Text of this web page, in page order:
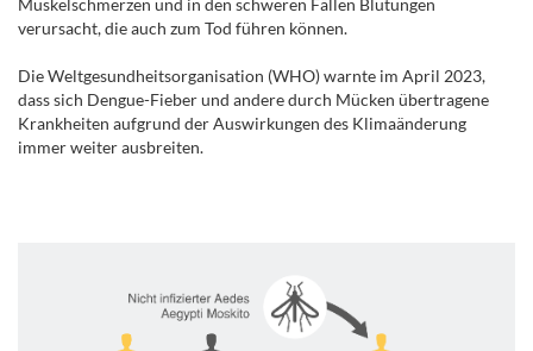
Muskelschmerzen und in den schweren Fällen Blutungen
verursacht, die auch zum Tod führen können.
Die Weltgesundheitsorganisation (WHO) warnte im April 2023,
dass sich Dengue-Fieber und andere durch Mücken übertragene
Krankheiten aufgrund der Auswirkungen des Klimaänderung
immer weiter ausbreiten.